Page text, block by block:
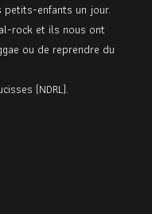
enfants un jour.
rock et ils nous ont
ou de reprendre du
(NDRL).